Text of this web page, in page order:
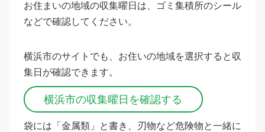
お住まいの地域の収集曜日は、ゴミ集積所のシール
などで確認してください。
横浜市のサイトでも、お住いの地域を選択すると収
集日が確認できます。
横浜市の収集曜日を確認する
袋には「金属類」と書き、刃物など危険物と一緒に